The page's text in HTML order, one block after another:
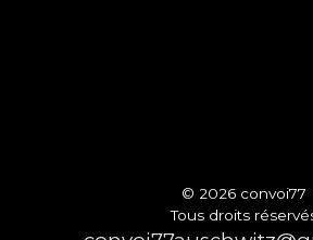
© 2026 convoi77
Tous droits